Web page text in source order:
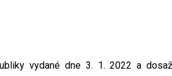
vydané dne 3. 1. 2022 a